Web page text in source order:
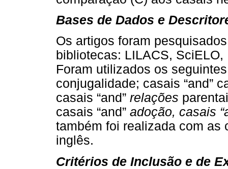
Bases de Dados e
Os artigos foram
bibliotecas: LILACS,
Foram utilizados os
conjugalidade; casais “and”
casais “and” relações
casais “and” adoção, casais
também foi realizada com as
inglês.
Critérios de Inclusão e de